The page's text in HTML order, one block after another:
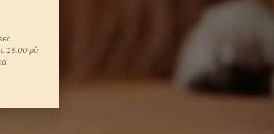
16.00 på